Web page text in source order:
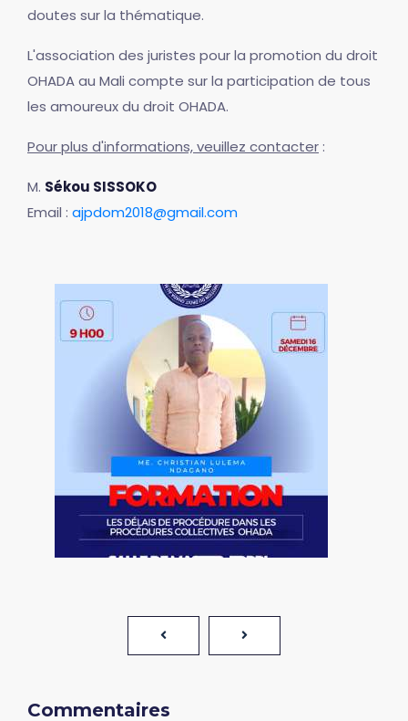
doutes sur la thématique.
L'association des juristes pour la promotion du droit
OHADA au Mali compte sur la participation de tous
les amoureux du droit OHADA.
Pour plus d'informations, veuillez contacter :
M. Sékou SISSOKO
Email : ajpdom2018@gmail.com
Commentaires